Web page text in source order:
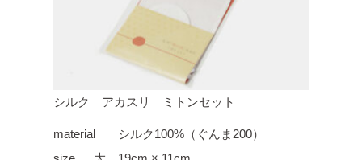
シルク アカスリ ミトンセット
material
シルク100%（ぐんま200）